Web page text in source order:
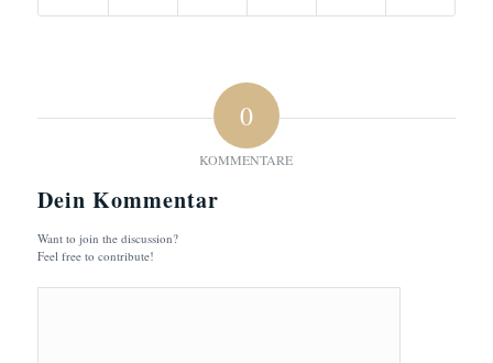
0
KOMMENTARE
Dein Kommentar
Want to join the discussion?
Feel free to contribute!